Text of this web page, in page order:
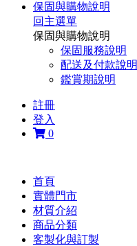
保固與購物說明
回主選單
保固與購物說明
保固服務說明
配送及付款說明
鑑賞期說明
註冊
登入
0
首頁
實體門市
材質介紹
商品分類
客製化與訂製